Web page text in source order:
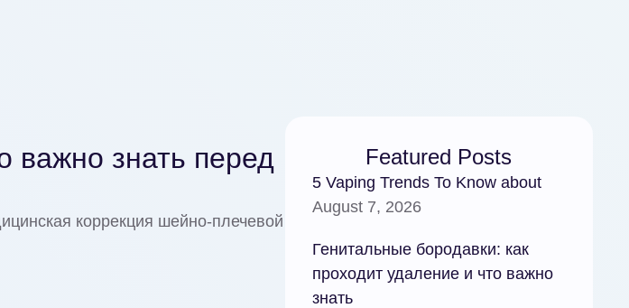
важно знать перед
коррекция шейно‑плечевой
Featured Posts
5 Vaping Trends To Know about
August 7, 2026
Генитальные бородавки: как
проходит удаление и что важно
знать